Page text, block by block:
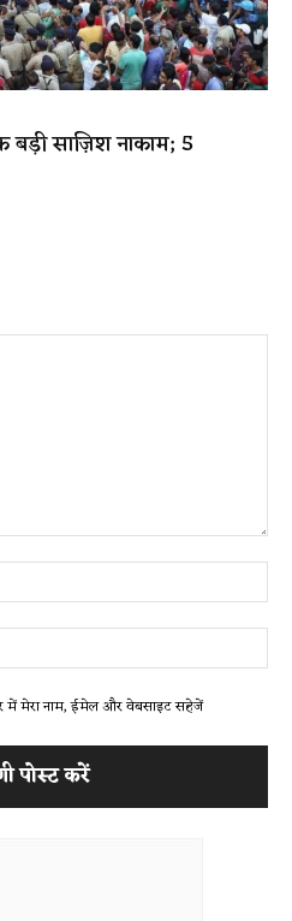
बड़ी साज़िश नाकाम; 5
में मेरा नाम, ईमेल और वेबसाइट सहेजें